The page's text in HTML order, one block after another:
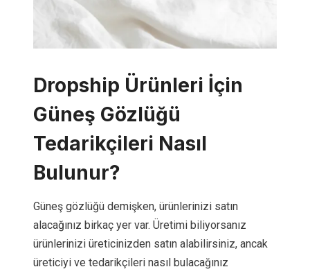
Dropship Ürünleri İçin
Güneş Gözlüğü
Tedarikçileri Nasıl
Bulunur?
Güneş gözlüğü demişken, ürünlerinizi satın
alacağınız birkaç yer var. Üretimi biliyorsanız
ürünlerinizi üreticinizden satın alabilirsiniz, ancak
üreticiyi ve tedarikçileri nasıl bulacağınız